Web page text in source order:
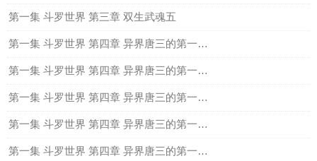
第一集 斗罗世界 第三章 双生武魂五
第一集 斗罗世界 第四章 异界唐三的第一件暗器一
第一集 斗罗世界 第四章 异界唐三的第一件暗器二
第一集 斗罗世界 第四章 异界唐三的第一件暗器三
第一集 斗罗世界 第四章 异界唐三的第一件暗器4
第一集 斗罗世界 第四章 异界唐三的第一件暗器五